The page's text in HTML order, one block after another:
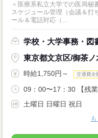
＜医療系私立大学での医局秘
スケジュール管理（会議＆打
ール＆電話対応（...
学校・大学事務・図
東京都文京区/御茶ノ
時給1,750円～ 交通費全
09：00〜17：30 【残
土曜日 日曜日 祝日